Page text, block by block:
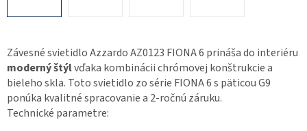
Závesné svietidlo Azzardo AZ0123 FIONA 6 prináša do interiéru
moderný štýlvďaka kombinácii chrómovej konštrukcie a
bieleho skla. Toto svietidlo zo série FIONA 6 s päticou G9
ponúka kvalitné spracovanie a 2-ročnú záruku.
Technické parametre: